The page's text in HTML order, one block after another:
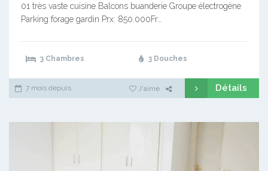
01 très vaste cuisine Balcons buanderie Groupe électrogène
Parking forage gardin Prx: 850.000Fr…
3 Chambres 3 Douches
7 mois depuis J'aime Détails